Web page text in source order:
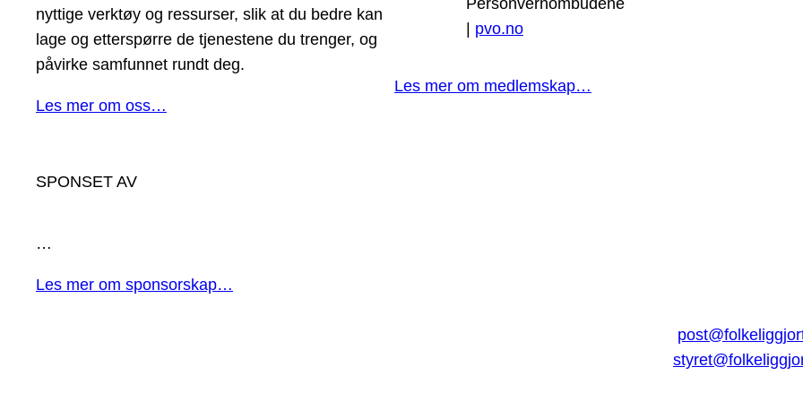
nyttige verktøy og ressurser, slik at du bedre kan
lage og etterspørre de tjenestene du trenger, og
påvirke samfunnet rundt deg.
Les mer om oss…
| pvo.no
Les mer om medlemskap…
SPONSET AV
…
Les mer om sponsorskap…